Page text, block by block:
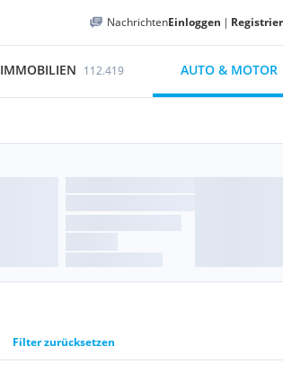
NachrichtenEinloggen |
IMMOBILIEN 112.419 AUTO & MOTOR
Filter zurücksetzen